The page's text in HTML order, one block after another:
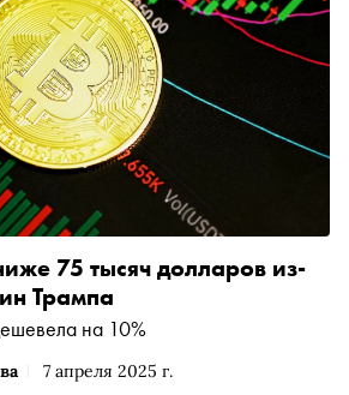
7 апреля 2025 г.
75 тысяч долларов из-
Трампа
на 10%